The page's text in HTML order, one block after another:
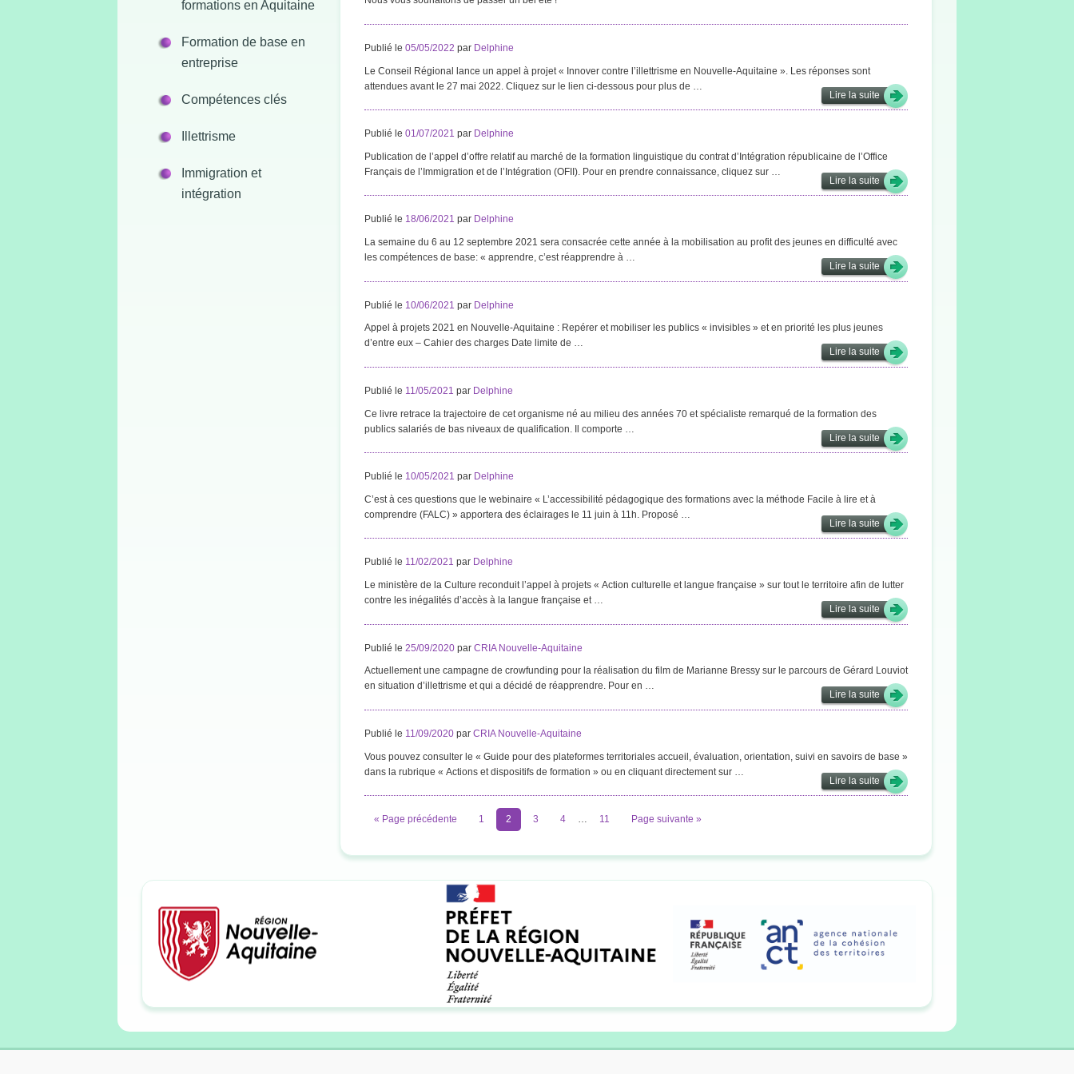
formations en Aquitaine
Formation de base en
entreprise
Compétences clés
Illettrisme
Immigration et
intégration
Publié le 05/05/2022 par Delphine
Le Conseil Régional lance un appel à projet « Innover contre l’illettrisme en Nouvelle-Aquitaine ». Les réponses sont
attendues avant le 27 mai 2022. Cliquez sur le lien ci-dessous pour plus de …
Lire la suite
Publié le 01/07/2021 par Delphine
Publication de l’appel d’offre relatif au marché de la formation linguistique du contrat d’Intégration républicaine de l’Office
Français de l’Immigration et de l’Intégration (OFII). Pour en prendre connaissance, cliquez sur …
Lire la suite
Publié le 18/06/2021 par Delphine
La semaine du 6 au 12 septembre 2021 sera consacrée cette année à la mobilisation au profit des jeunes en difficulté avec
les compétences de base: « apprendre, c’est réapprendre à …
Lire la suite
Publié le 10/06/2021 par Delphine
Appel à projets 2021 en Nouvelle-Aquitaine : Repérer et mobiliser les publics « invisibles » et en priorité les plus jeunes
d’entre eux – Cahier des charges Date limite de …
Lire la suite
Publié le 11/05/2021 par Delphine
Ce livre retrace la trajectoire de cet organisme né au milieu des années 70 et spécialiste remarqué de la formation des
publics salariés de bas niveaux de qualification. Il comporte …
Lire la suite
Publié le 10/05/2021 par Delphine
C’est à ces questions que le webinaire « L’accessibilité pédagogique des formations avec la méthode Facile à lire et à
comprendre (FALC) » apportera des éclairages le 11 juin à 11h. Proposé …
Lire la suite
Publié le 11/02/2021 par Delphine
Le ministère de la Culture reconduit l’appel à projets « Action culturelle et langue française » sur tout le territoire afin de lutter
contre les inégalités d’accès à la langue française et …
Lire la suite
Publié le 25/09/2020 par CRIA Nouvelle-Aquitaine
Actuellement une campagne de crowfunding pour la réalisation du film de Marianne Bressy sur le parcours de Gérard Louviot
en situation d’illettrisme et qui a décidé de réapprendre. Pour en …
Lire la suite
Publié le 11/09/2020 par CRIA Nouvelle-Aquitaine
Vous pouvez consulter le « Guide pour des plateformes territoriales accueil, évaluation, orientation, suivi en savoirs de base »
dans la rubrique « Actions et dispositifs de formation » ou en cliquant directement sur …
Lire la suite
« Page précédente 1 2 3 4 … 11 Page suivante »